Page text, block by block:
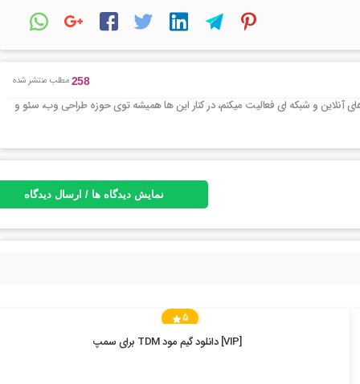
258مطلب منتشر شده
و شبکه ای فعالیت میکنم، در کنار این ها همیشه توی حوزه طراحی وب، سئو و
نمایش دیدگاه ها / ارسال دیدگاه
5
[VIP] دانلود گیم مود TDM برای سمپ